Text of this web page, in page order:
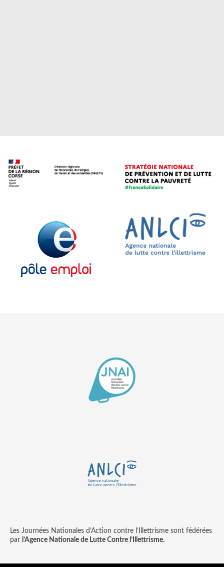
Les Journées Nationales d’Action contre l’Illettrisme sont fédérées
par l’Agence Nationale de Lutte Contre l’Illettrisme.